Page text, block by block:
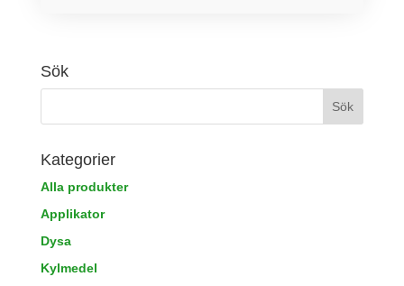
Sök
Kategorier
Alla produkter
Applikator
Dysa
Kylmedel